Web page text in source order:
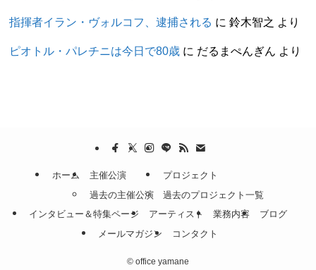
指揮者イラン・ヴォルコフ、逮捕される に鈴木智之 より
ピオトル・パレチニは今日で80歳 に だるまぺんぎん より
ホーム
主催公演
過去の主催公演
プロジェクト
過去のプロジェクト一覧
インタビュー＆特集ページ
アーティスト 業務内容
ブログ
メールマガジン
コンタクト
© office yamane